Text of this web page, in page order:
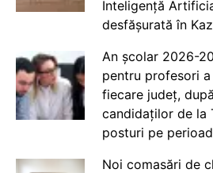
Inteligență
desfășurată în
An școlar 2026-
pentru profesori
fiecare județ,
candidaților de la
posturi pe
Noi comasări de